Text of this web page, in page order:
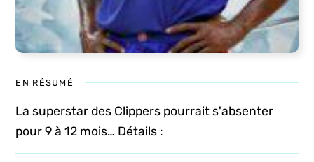
EN RÉSUMÉ
La superstar des Clippers pourrait s'absenter
pour 9 à 12 mois… Détails :